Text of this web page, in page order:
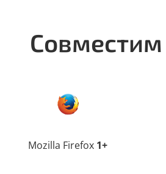
Совместим
Mozilla Firefox 1+